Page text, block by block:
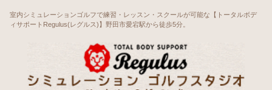
室内シミュレーションゴルフで練習・レッスン・スクールが可能な【トータルボデ
ィサポートRegulus(レグルス)】野田市愛宕駅から徒歩5分。